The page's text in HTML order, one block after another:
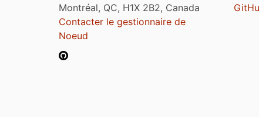
Montréal, QC, H1X 2B2, Canada
Contacter le gestionnaire de
Noeud